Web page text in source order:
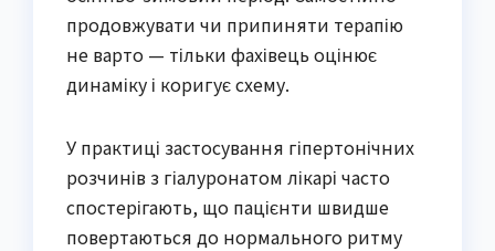
продовжувати чи припиняти терапію
не варто — тільки фахівець оцінює
динаміку і коригує схему.
У практиці застосування гіпертонічних
розчинів з гіалуронатом лікарі часто
спостерігають, що пацієнти швидше
повертаються до нормального ритму